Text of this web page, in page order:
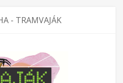
- TRAMVAJÁK